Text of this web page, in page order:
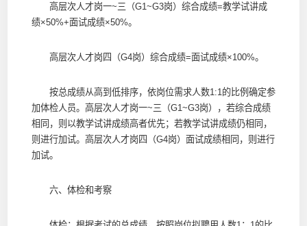
高层次人才岗一~三（G1~G3岗）综合成绩=教学试讲成
绩×50%+面试成绩×50%。
高层次人才岗四（G4岗）综合成绩=面试成绩×100%。
按总成绩从高到低排序，依岗位需求人数1:1的比例确定参
加体检人员。高层次人才岗一~三（G1~G3岗），若综合成绩
相同，则以教学试讲成绩高者优先；若教学试讲成绩仍相同，
则进行加试。高层次人才岗四（G4岗）面试成绩相同，则进行
加试。
六、体检和考察